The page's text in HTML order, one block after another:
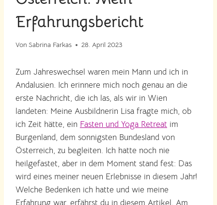
Erfahrungsbericht
Von Sabrina Farkas 28. April 2023
Zum Jahreswechsel waren mein Mann und ich in
Andalusien. Ich erinnere mich noch genau an die
erste Nachricht, die ich las, als wir in Wien
landeten: Meine Ausbildnerin Lisa fragte mich, ob
ich Zeit hätte, ein Fasten und Yoga Retreat im
Burgenland, dem sonnigsten Bundesland von
Österreich, zu begleiten. Ich hatte noch nie
heilgefastet, aber in dem Moment stand fest: Das
wird eines meiner neuen Erlebnisse in diesem Jahr!
Welche Bedenken ich hatte und wie meine
Erfahrung war, erfährst du in diesem Artikel. Am